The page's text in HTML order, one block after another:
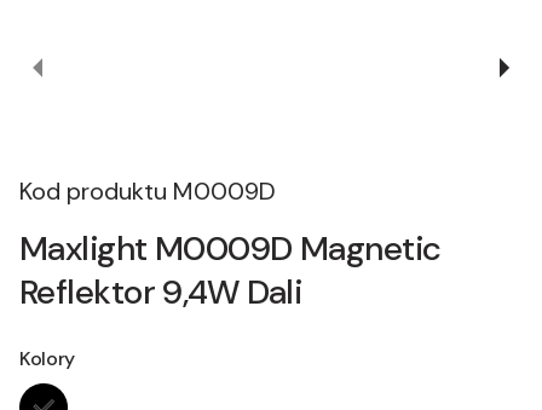
Kod produktu M0009D
Maxlight M0009D Magnetic
Reflektor 9,4W Dali
Kolory